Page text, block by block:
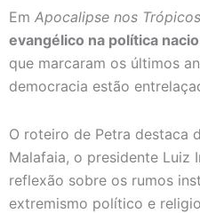
Em Apocalipse nos Trópicos
evangélico na política
que marcaram os últimos
democracia estão
O roteiro de Petra destaca
Malafaia, o presidente Luiz
reflexão sobre os rumos
extremismo político e